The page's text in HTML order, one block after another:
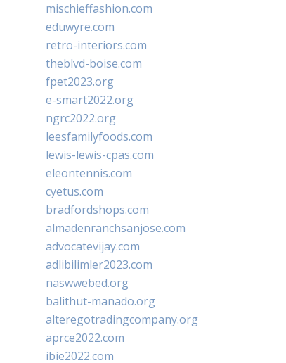
mischieffashion.com
eduwyre.com
retro-interiors.com
theblvd-boise.com
fpet2023.org
e-smart2022.org
ngrc2022.org
leesfamilyfoods.com
lewis-lewis-cpas.com
eleontennis.com
cyetus.com
bradfordshops.com
almadenranchsanjose.com
advocatevijay.com
adlibilimler2023.com
naswwebed.org
balithut-manado.org
alteregotradingcompany.org
aprce2022.com
ibie2022.com